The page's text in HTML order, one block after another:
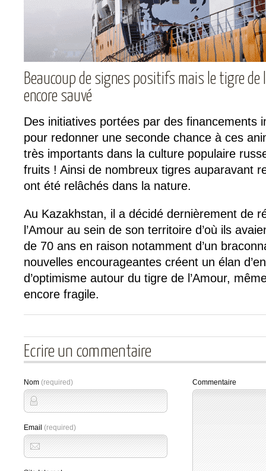
Beaucoup de signes positifs mais le tigre de
encore sauvé
Des initiatives portées par des
pour redonner une seconde chance à ces
très importants dans la culture populaire
fruits ! Ainsi de nombreux tigres auparavant
ont été relâchés dans la nature.
Au Kazakhstan, il a décidé dernièrement de
l’Amour au sein de son territoire d’où ils
de 70 ans en raison notamment d’un
nouvelles encourageantes créent un élan
d’optimisme autour du tigre de l’Amour,
encore fragile.
Ecrire un commentaire
Nom (required)
Email (required)
Commentaire